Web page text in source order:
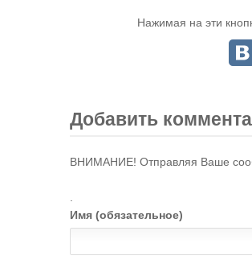
Нажимая на эти
Добавить
ВНИМАНИЕ! Отправляя Ваше
Имя (обязательное)